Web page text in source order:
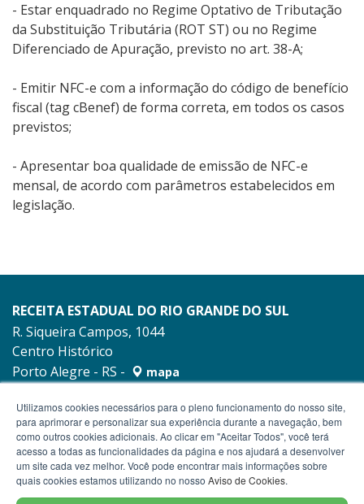
- Estar enquadrado no Regime Optativo de Tributação
da Substituição Tributária (ROT ST) ou no Regime
Diferenciado de Apuração, previsto no art. 38-A;
- Emitir NFC-e com a informação do código de benefício
fiscal (tag cBenef) de forma correta, em todos os casos
previstos;
- Apresentar boa qualidade de emissão de NFC-e
mensal, de acordo com parâmetros estabelecidos em
legislação.
RECEITA ESTADUAL DO RIO GRANDE DO SUL
R. Siqueira Campos, 1044
Centro Histórico
Porto Alegre - RS -
mapa
Utilizamos cookies necessários para o pleno funcionamento do nosso site,
para aprimorar e personalizar sua experiência durante a navegação, bem
como outros cookies adicionais. Ao clicar em "Aceitar Todos", você terá
acesso a todas as funcionalidades da página e nos ajudará a desenvolver
um site cada vez melhor. Você pode encontrar mais informações sobre
quais cookies estamos utilizando no nosso Aviso de Cookies.